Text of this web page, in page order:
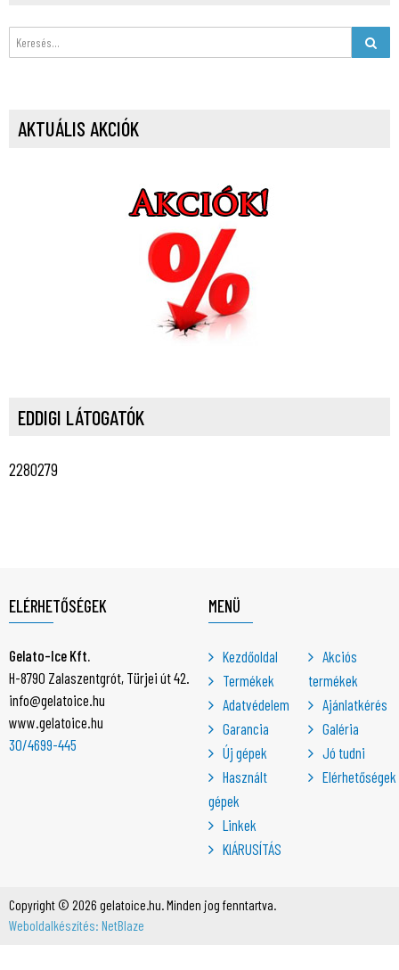
AKTUÁLIS AKCIÓK
EDDIGI LÁTOGATÓK
2280279
ELÉRHETŐSÉGEK
Gelato-Ice Kft.
H-8790 Zalaszentgrót, Türjei út 42.
info@gelatoice.hu
www.gelatoice.hu
30/4699-445
MENÜ
Kezdőoldal
Termékek
Adatvédelem
Garancia
Új gépek
Használt
gépek
Linkek
KIÁRUSÍTÁS
Akciós
termékek
Ajánlatkérés
Galéria
Jó tudni
Elérhetőségek
Copyright © 2026 gelatoice.hu. Minden jog fenntartva.
Weboldalkészítés: NetBlaze